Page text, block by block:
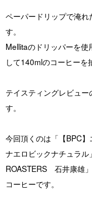
ペーパードリップで淹
す。
Mellitaのドリッパーを
して140mlのコーヒーを
テイスティングレビュ
す。
今回頂くのは「【BPC
ナエロビックナチュラ
ROASTERS 石井康雄
コーヒーです。